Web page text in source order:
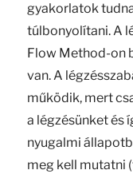
gyakorlatok
túlbonyolítani. A
Flow Method-on
van. A
működik, mert
a légzésünket és
nyugalmi
meg kell mutatni